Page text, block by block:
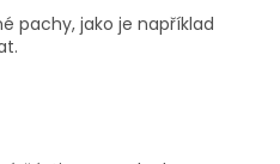
pachy, jako je například